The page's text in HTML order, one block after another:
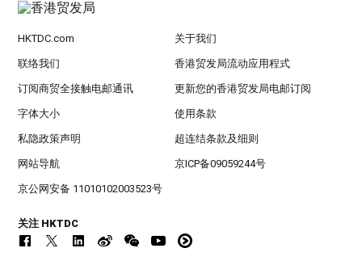
HKTDC.com 关于我们
联络我们 香港贸发局流动应用程式
订阅商贸全接触电邮通讯 更新您的香港贸发局电邮订阅
字体大小 使用条款
私隐政策声明 超连结条款及细则
网站导航 京ICP备09059244号
京公网安备 11010102003523号
关注 HKTDC